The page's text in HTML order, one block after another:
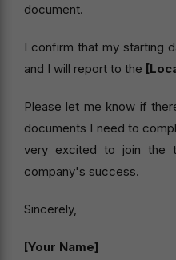
document.
I confirm that my starting
and I will report to the
Please let me know if
documents I need to
very excited to join the
company's success.
Sincerely,
[Your Name]